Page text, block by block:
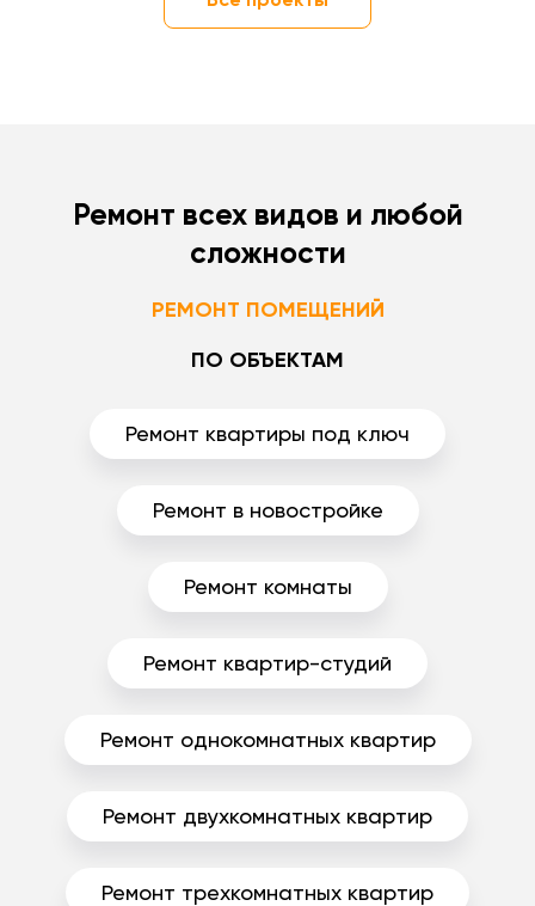
Ремонт всех видов и любой
сложности
РЕМОНТ ПОМЕЩЕНИЙ
ПО ОБЪЕКТАМ
Ремонт квартиры под ключ
Ремонт в новостройке
Ремонт комнаты
Ремонт квартир-студий
Ремонт однокомнатных квартир
Ремонт двухкомнатных квартир
Ремонт трехкомнатных квартир